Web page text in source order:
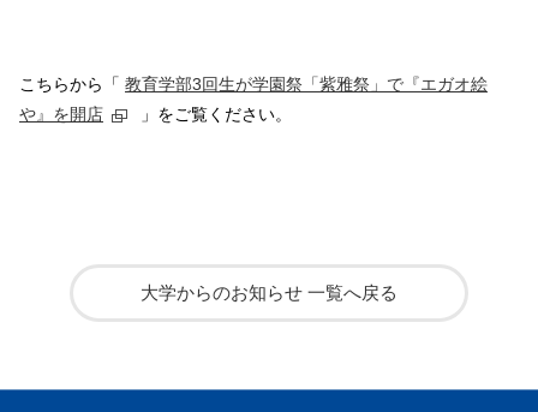
こちらから「 教育学部3回生が学園祭「紫雅祭」で『エガオ絵
や』を開店
」をご覧ください。
大学からのお知らせ 一覧へ戻る